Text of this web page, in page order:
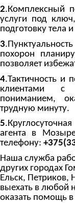
2.Комплексный
услуги под
подготовку тела
3
похорон
позволяет
4.Тактичность и
клиентами с
пониманием,
трудную минуту.
5
агента в
телефону:
Наша служба
других городах
Ельск, Петриков,
выехать в любой
оказать помощь